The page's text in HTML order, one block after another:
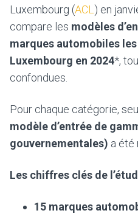
Luxembourg (ACL ) en
compare les modèles
marques automobiles
Luxembourg en 2024*,
confondues.
Pour chaque catégorie,
modèle d’entrée de
gouvernementales) a été
Les chiffres clés de
15 marques